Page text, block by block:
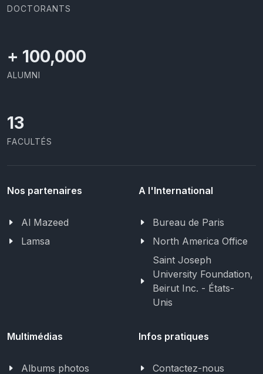
DOCTORANTS
+ 100,000
ALUMNI
13
FACULTÉS
Nos partenaires
Al Mazeed
Lamsa
A l'International
Bureau de Paris
North America Office
Saint Joseph
University Foundation,
Beirut Inc. - États-
Unis
Multimédias
Albums photos
Infos pratiques
Contactez-nous